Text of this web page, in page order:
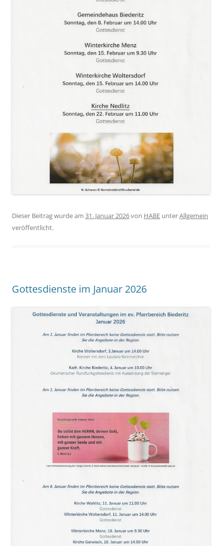
Dieser Beitrag wurde am 31. Januar 2026von HABE unterAllgemein
veröffentlicht.
Gottesdienste im Januar 2026